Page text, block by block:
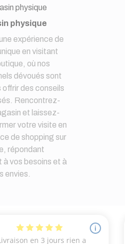
physique
expérience de
en visitant
où nos
dévoués sont
offrir des conseils
Rencontrez-
et laissez-
votre visite en
de shopping sur
répondant
vos besoins et à
envies.